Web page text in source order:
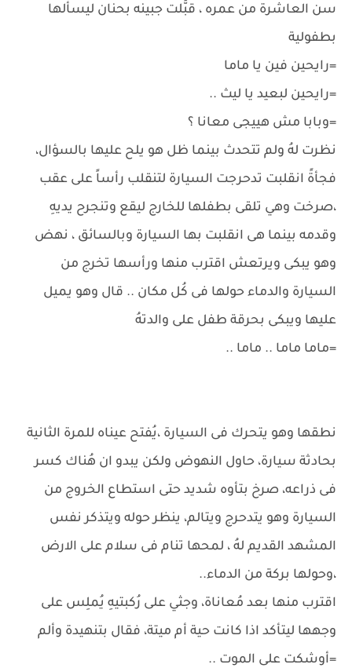
سن العاشرة من عمره ، قبَّلت جبينه بحنان ليسألها
بطفولية
=رايحين فين يا ماما
=رايحين لبعيد يا ليث ..
=وبابا مش هييجى معانا ؟
نظرت لهُ ولم تتحدث بينما ظل هو يلح عليها بالسؤال،
فجأةً انقلبت تدحرجت السيارة لتنقلب رأساً على عقب
،صرخت وهي تلقى بطفلها للخارج ليقع وتنجرح يديهِ
وقدمه بينما هى انقلبت بها السيارة وبالسائق ، نهض
وهو يبكى ويرتعش اقترب منها ورأسها تخرج من
السيارة والدماء حولها فى كُل مكان .. قال وهو يميل
عليها ويبكى بحرقة طفل على والدتهُ
=ماما ماما .. ماما ..
نطقها وهو يتحرك فى السيارة ،يُفتح عيناه للمرة الثانية
بحادثة سيارة، حاول النهوض ولكن يبدو ان هُناك كسر
فى ذراعه، صرخ بتأوه شديد حتى استطاع الخروج من
السيارة وهو يتدحرج ويتالم، ينظر حوله ويتذكر نفس
المشهد القديم لهُ ، لمحها تنام فى سلام على الارض
،وحولها بركة من الدماء..
اقترب منها بعد مُعاناة، وجثي على رُكبتيهِ يُملِس على
وجهها ليتأكد اذا كانت حية أم ميتة، فقال بتنهيدة وألم
=أوشكت على الموت ..